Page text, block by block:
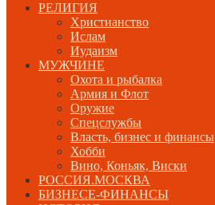
РЕЛИГИЯ
Христианство
Ислам
Иудаизм
МУЖЧИНЕ
Охота и рыбалка
Армия и Флот
Оружие
Спецслужбы
Власть, бизнес и финансы
Хобби
Вино, Коньяк, Виски
РОССИЯ.МОСКВА
БИЗНЕСЕ-ФИНАНСЫ